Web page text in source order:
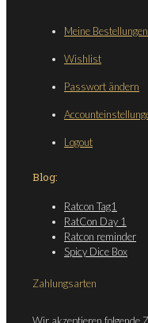
Meine Bestellungen
Wishlist
Passwort ändern
Logout
Blog:
Ratcon Tag1
RatCon Day 1
Ratcon reminder
Spicy Dice Box
Zahlungsarten